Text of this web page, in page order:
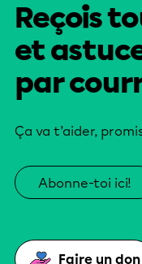
Reçois
et
par
Ça va t’aider,
Abonne-toi ici!
Faire un don